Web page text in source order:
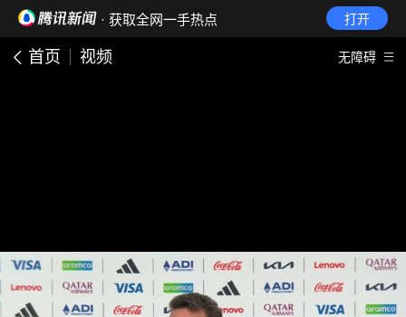
· 获取全网一手热点 打开
首页 视频 无障碍